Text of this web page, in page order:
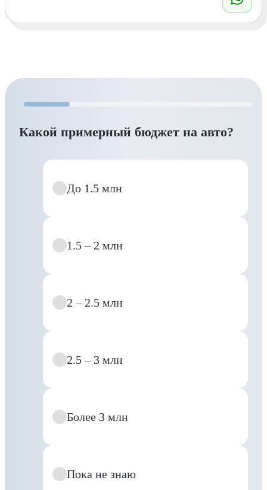
Какой примерный бюджет на авто?
До 1.5 млн
1.5 – 2 млн
2 – 2.5 млн
2.5 – 3 млн
Более 3 млн
Пока не знаю